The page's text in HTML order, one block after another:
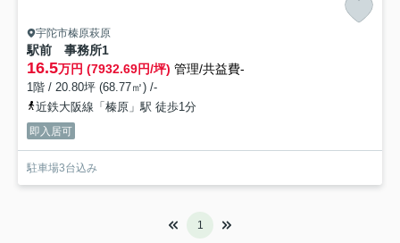
宇陀市榛原萩原
駅前 事務所1
16.5万円 (7932.69円/坪) 管理/共益費-
1階 / 20.80坪 (68.77㎡) /-
近鉄大阪線「榛原」駅 徒歩1分
即入居可
駐車場3台込み
1